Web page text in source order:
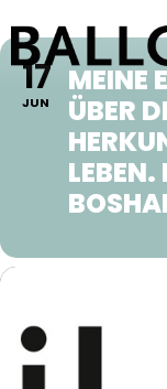
17
JUN
MEINE
ÜBER